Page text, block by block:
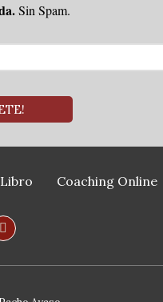
Sin Spam.
Libro Coaching Online